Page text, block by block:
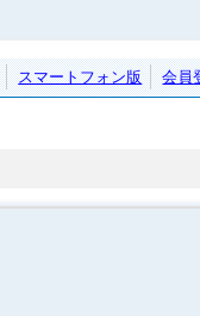
スマートフォン版 会員